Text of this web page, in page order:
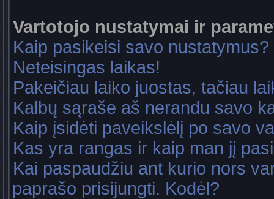
Vartotojo nustatymai ir
Kaip pasikeisi savo nustatymus?
Neteisingas laikas!
Pakeičiau laiko juostas, tačiau
Kalbų sąraše aš nerandu savo
Kaip įsidėti paveikslėlį po savo
Kas yra rangas ir kaip man jį
Kai paspaudžiu ant kurio nors
paprašo prisijungti. Kodėl?